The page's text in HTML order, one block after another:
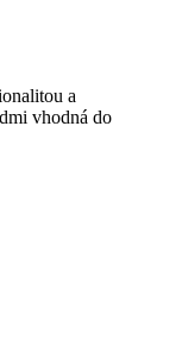
a
vhodná do